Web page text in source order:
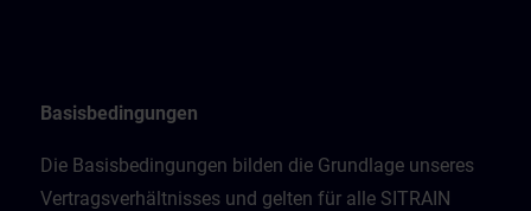
Basisbedingungen
Die Basisbedingungen bilden die Grundlage unseres
Vertragsverhältnisses und gelten für alle SITRAIN